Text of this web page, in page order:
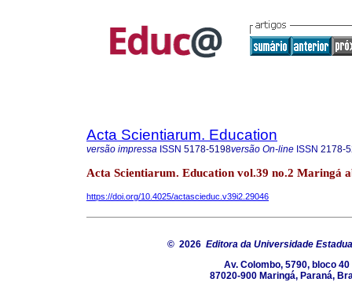
Acta Scientiarum. Education
versão impressa ISSN 5178-5198versão On-line ISSN 2178-
Acta Scientiarum. Education vol.39 no.2 Maringá
https://doi.org/10.4025/actascieduc.v39i2.29046
© 2026 Editora da Universidade
Av. Colombo, 5790, bloco 40
87020-900 Maringá, Paraná,